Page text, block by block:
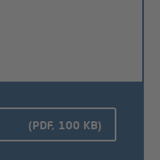
(PDF, 100 KB)